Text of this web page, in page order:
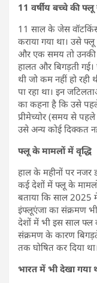
11 वर्षीय बच्चे की
11 साल के जेस
कराया गया था। उसे
और एक समय तो
हालत और बिगड़ती
थी जो कम नहीं हो
पा रहा था। इन
का कहना है कि उसे
प्रीमेच्योर (समय से
उसे अन्य कोई दिक्कत
फ्लू के मामलों में वृद्धि
हाल के महीनों पर नजर
कई देशों में फ्लू के
बताया कि साल 2025
इंफ्लूएंजा का संक्रमण
देशों में भी इस साल फ्ल
संक्रमण के कारण बिगड़ते
तक घोषित कर दिया था।
भारत में भी देखा गया